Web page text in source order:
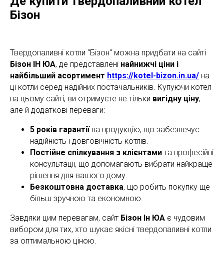
Бізон
Твердопаливні котли "Бізон" можна придбати на сайті
Бізон ІН ЮА, де представлені найнижчі ціни і
найбільший асортимент https://kotel-bizon.in.ua/ на
ці котли серед надійних постачальників. Купуючи котел
на цьому сайті, ви отримуєте не тільки вигідну ціну,
але й додаткові переваги:
5 років гарантіїна продукцію, що забезпечує
надійність і довговічність котлів.
Постійне спілкування з клієнтами та професійні
консультації, що допомагають вибрати найкраще
рішення для вашого дому.
Безкоштовна доставка, що робить покупку ще
більш зручною та економною.
Завдяки цим перевагам, сайт Бізон Ін ЮА є чудовим
вибором для тих, хто шукає якісні твердопаливні котли
за оптимальною ціною.